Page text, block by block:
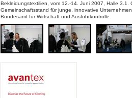
Bekleidungstextilien, vom 12.-14. Juni 2007, Halle 3.1.
Gemeinschaftsstand für junge, innovative
Bundesamt für Wirtschaft und Ausfuhrkontrolle: